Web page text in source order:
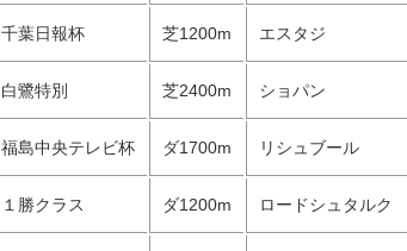
千葉日報杯 芝1200m エスタジ
白鷺特別 芝2400m ショパン
福島中央テレビ杯 ダ1700m リシュブール
１勝クラス ダ1200m ロードシュタルク